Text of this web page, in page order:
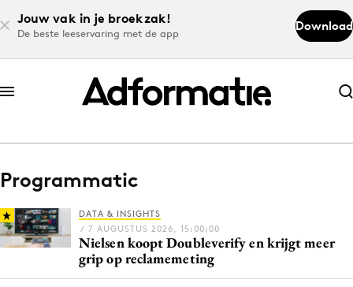
Jouw vak in je broekzak!
De beste leeservaring met de app
Download
Abonneer nu
Abonneer nu
Log in
Download de app
Volg het laatste nieuws via de Adformatie
Programmatic
DATA & INSIGHTS
/ 7 AUGUSTUS 2026, 15:00:00
Nielsen koopt Doubleverify en krijgt meer
grip op reclamemeting